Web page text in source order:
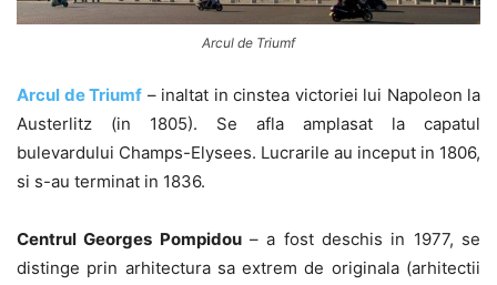
Arcul de Triumf
Arcul de Triumf – inaltat in cinstea victoriei lui Napoleon la
Austerlitz (in 1805). Se afla amplasat la capatul
bulevardului Champs-Elysees. Lucrarile au inceput in 1806,
si s-au terminat in 1836.
Centrul Georges Pompidou– a fost deschis in 1977, se
distinge prin arhitectura sa extrem de originala (arhitectii